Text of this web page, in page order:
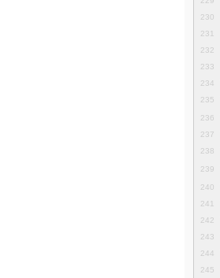
230
231
232
233
234
235
236
237
238
239
240
241
242
243
244
245